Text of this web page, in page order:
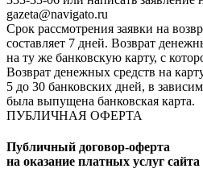
gazeta@navigato.ru
Срок рассмотрения заявки на
составляет 7 дней. Возврат
на ту же банковскую карту, с
Возврат денежных средств на
5 до 30 банковских дней, в
была выпущена банковская карта.
ПУБЛИЧНАЯ ОФЕРТА
Публичный договор-оферта
на оказание платных услуг сайта